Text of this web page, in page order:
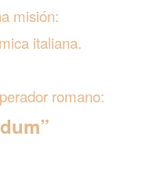
misión:
italiana.
romano: